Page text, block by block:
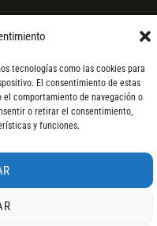
tecnologías como las cookies para
El consentimiento de estas
comportamiento de navegación o
o retirar el consentimiento,
y funciones.
6.000 € sin intereses.
envían 24 h laborables tras el
un asesor. Si no fuera posible
sin coste. La información de